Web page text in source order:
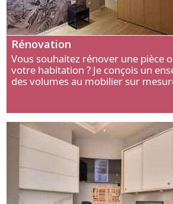
Rénovation
Vous souhaitez rénover une pièce
votre habitation ? Je conçois un
des volumes au mobilier sur